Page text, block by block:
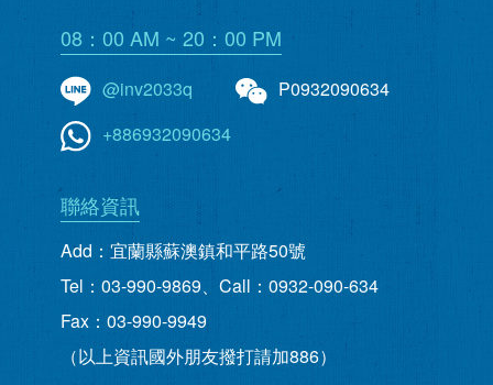
08：00 AM ~ 20：00 PM
@inv2033q
P0932090634
+886932090634
聯絡資訊
Add：宜蘭縣蘇澳鎮和平路50號
Tel：03-990-9869、Call：0932-090-634
Fax：03-990-9949
（以上資訊國外朋友撥打請加886）